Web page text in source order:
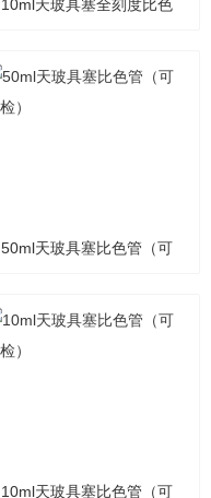
10ml天玻具塞全刻度比色
50ml天玻具塞比色管（可
10ml天玻具塞比色管（可